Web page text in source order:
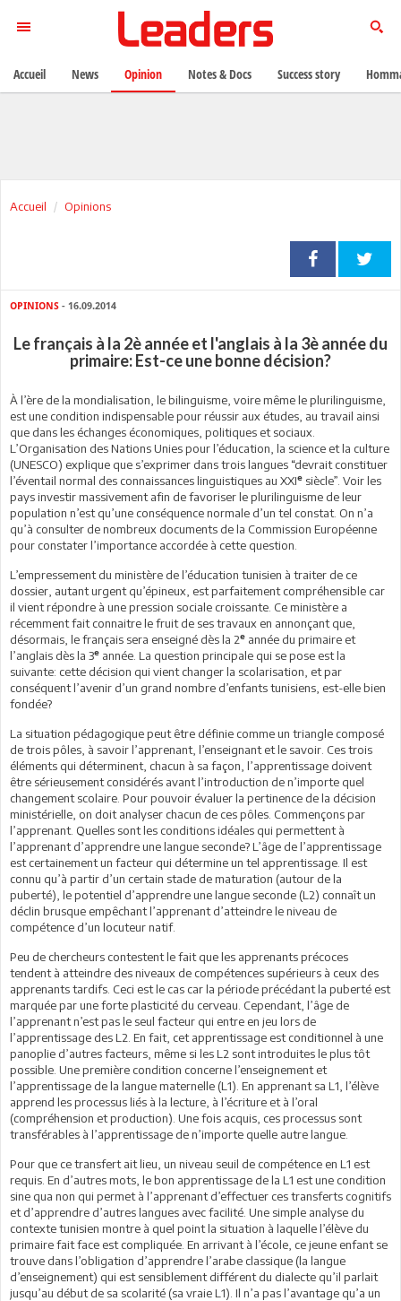
Accueil Opinions
OPINIONS - 16.09.2014
Le français à la 2è année et l'anglais à la 3è année du
primaire: Est-ce une bonne décision?
À l’ère de la mondialisation, le bilinguisme, voire même le plurilinguisme,
est une condition indispensable pour réussir aux études, au travail ainsi
que dans les échanges économiques, politiques et sociaux.
L’Organisation des Nations Unies pour l’éducation, la science et la culture
(UNESCO) explique que s’exprimer dans trois langues “devrait constituer
l’éventail normal des connaissances linguistiques au XXIe siècle”. Voir les
pays investir massivement afin de favoriser le plurilinguisme de leur
population n’est qu’une conséquence normale d’un tel constat. On n’a
qu’à consulter de nombreux documents de la Commission Européenne
pour constater l’importance accordée à cette question.
L’empressement du ministère de l’éducation tunisien à traiter de ce
dossier, autant urgent qu’épineux, est parfaitement compréhensible car
il vient répondre à une pression sociale croissante. Ce ministère a
récemment fait connaitre le fruit de ses travaux en annonçant que,
désormais, le français sera enseigné dès la 2e année du primaire et
l’anglais dès la 3e année. La question principale qui se pose est la
suivante: cette décision qui vient changer la scolarisation, et par
conséquent l’avenir d’un grand nombre d’enfants tunisiens, est-elle bien
fondée?
La situation pédagogique peut être définie comme un triangle composé
de trois pôles, à savoir l’apprenant, l’enseignant et le savoir. Ces trois
éléments qui déterminent, chacun à sa façon, l’apprentissage doivent
être sérieusement considérés avant l’introduction de n’importe quel
changement scolaire. Pour pouvoir évaluer la pertinence de la décision
ministérielle, on doit analyser chacun de ces pôles. Commençons par
l’apprenant. Quelles sont les conditions idéales qui permettent à
l’apprenant d’apprendre une langue seconde? L’âge de l’apprentissage
est certainement un facteur qui détermine un tel apprentissage. Il est
connu qu’à partir d’un certain stade de maturation (autour de la
puberté), le potentiel d’apprendre une langue seconde (L2) connaît un
déclin brusque empêchant l’apprenant d’atteindre le niveau de
compétence d’un locuteur natif.
Peu de chercheurs contestent le fait que les apprenants précoces
tendent à atteindre des niveaux de compétences supérieurs à ceux des
apprenants tardifs. Ceci est le cas car la période précédant la puberté est
marquée par une forte plasticité du cerveau. Cependant, l’âge de
l’apprenant n’est pas le seul facteur qui entre en jeu lors de
l’apprentissage des L2. En fait, cet apprentissage est conditionnel à une
panoplie d’autres facteurs, même si les L2 sont introduites le plus tôt
possible. Une première condition concerne l’enseignement et
l’apprentissage de la langue maternelle (L1). En apprenant sa L1, l’élève
apprend les processus liés à la lecture, à l’écriture et à l’oral
(compréhension et production). Une fois acquis, ces processus sont
transférables à l’apprentissage de n’importe quelle autre langue.
Pour que ce transfert ait lieu, un niveau seuil de compétence en L1 est
requis. En d’autres mots, le bon apprentissage de la L1 est une condition
sine qua non qui permet à l’apprenant d’effectuer ces transferts cognitifs
et d’apprendre d’autres langues avec facilité. Une simple analyse du
contexte tunisien montre à quel point la situation à laquelle l’élève du
primaire fait face est compliquée. En arrivant à l’école, ce jeune enfant se
trouve dans l’obligation d’apprendre l’arabe classique (la langue
d’enseignement) qui est sensiblement différent du dialecte qu’il parlait
jusqu’au début de sa scolarité (sa vraie L1). Il n’a pas l’avantage qu’a un
Accueil News Opinion Notes & Docs Success story